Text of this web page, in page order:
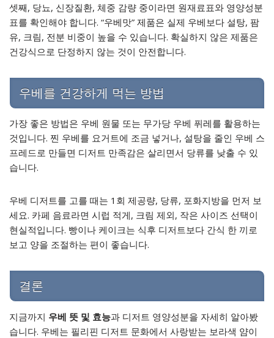
셋째, 당뇨, 신장질환, 체중 감량 중이라면 원재료표와 영양성분
표를 확인해야 합니다. “우베맛” 제품은 실제 우베보다 설탕, 팜
유, 크림, 전분 비중이 높을 수 있습니다. 확실하지 않은 제품은
건강식으로 단정하지 않는 것이 안전합니다.
우베를 건강하게 먹는 방법
가장 좋은 방법은 우베 원물 또는 무가당 우베 퓌레를 활용하는
것입니다. 찐 우베를 요거트에 조금 넣거나, 설탕을 줄인 우베 스
프레드로 만들면 디저트 만족감은 살리면서 당류를 낮출 수 있
습니다.
우베 디저트를 고를 때는 1회 제공량, 당류, 포화지방을 먼저 보
세요. 카페 음료라면 시럽 적게, 크림 제외, 작은 사이즈 선택이
현실적입니다. 빵이나 케이크는 식후 디저트보다 간식 한 끼로
보고 양을 조절하는 편이 좋습니다.
결론
지금까지 우베 뜻 및 효능과 디저트 영양성분을 자세히 알아봤
습니다. 우베는 필리핀 디저트 문화에서 사랑받는 보라색 얌이